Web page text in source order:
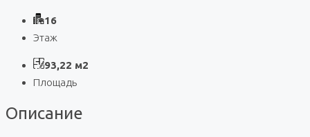
16
Этаж
93,22 м2
Площадь
Описание